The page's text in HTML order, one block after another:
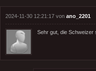
2024-11-30 12:21:17 von ano_2201
Sehr gut, die Schweizer